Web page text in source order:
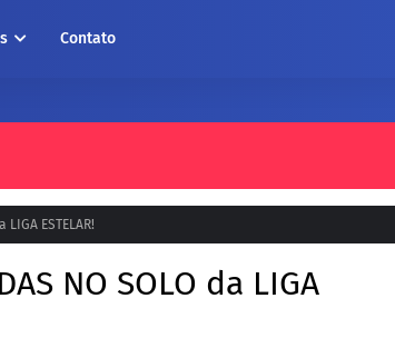
Contato
LIGA ESTELAR!
NO SOLO da LIGA